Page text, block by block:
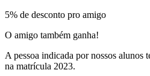
5% de desconto pro amigo
O amigo também ganha!
A pessoa indicada por nossos alunos
na matrícula 2023.